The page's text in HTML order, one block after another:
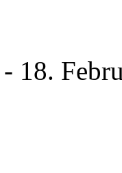
18.